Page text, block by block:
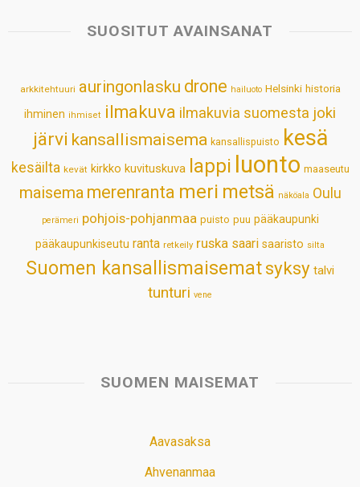
s
p
b
k
e
n
e
s
t
l
SUOSITUT AVAINSANAT
arkkitehtuuri auringonlasku drone hailuoto Helsinki historia
ihminen ihmiset ilmakuva ilmakuvia suomesta joki
järvi kansallismaisema kansallispuisto kesä
kesäilta kevät kirkko kuvituskuva lappi luonto maaseutu
maisema merenranta meri metsä näköala Oulu
perämeri pohjois-pohjanmaa puisto puu pääkaupunki
pääkaupunkiseutu ranta retkeily ruska saari saaristo silta
Suomen kansallismaisematsyksy talvi
tunturi vene
SUOMEN MAISEMAT
Aavasaksa
Ahvenanmaa